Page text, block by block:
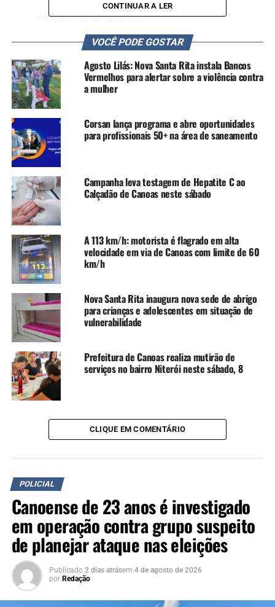
“Este é o maior
chamamento já realizado
pela Polícia Penal e faz
parte de um planejamento
responsável com as contas
públicas. Estamos
reforçando o capital
humano do sistema
prisional porque tudo o que
fazemos no enfrentamento
ao crime nas ruas se
reflete também dentro dos
presídios”, declarou. Leite
também informou que um
novo concurso público está
previsto para atender a
futuras unidades e
ampliações. “Além dessas
nomeações, em breve
vamos lançar um novo
concurso para assegurar
que todas as novas
unidades e ampliações em
andamento operem nas
condições adequadas”,
disse.
O chamamento ocorre enquanto avançam as obras de
cinco novas unidades prisionais no Estado, localizadas
em Caxias do Sul, Rio Grande, São Borja, Passo Fundo e
CONTINUAR A LER
VOCÊ PODE GOSTAR
Agosto Lilás: Nova Santa Rita instala Bancos
Vermelhos para alertar sobre a violência contra
a mulher
Corsan lança programa e abre oportunidades
para profissionais 50+ na área de saneamento
Campanha leva testagem de Hepatite C ao
Calçadão de Canoas neste sábado
A 113 km/h: motorista é flagrado em alta
velocidade em via de Canoas com limite de 60
km/h
Nova Santa Rita inaugura nova sede de abrigo
para crianças e adolescentes em situação de
vulnerabilidade
Prefeitura de Canoas realiza mutirão de
serviços no bairro Niterói neste sábado, 8
CLIQUE EM COMENTÁRIO
POLICIAL
Canoense de 23 anos é investigado
em operação contra grupo suspeito
de planejar ataque nas eleições
Publicado 2 dias atrásem 4 de agosto de 2026
por Redação